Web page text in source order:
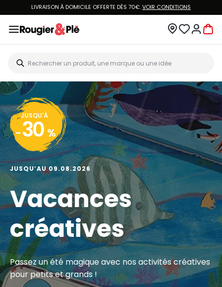
LIVRAISON À DOMICILE OFFERTE DÈS 70€.VOIR CONDITIONS
JUSQU'À
- 30 %
JUSQU’AU 09.08.2026
Vacances
créatives
Passez un été magique avec nos activités créatives
pour petits et grands !